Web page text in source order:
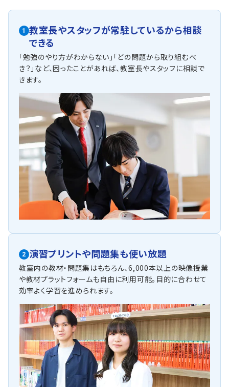
1
教室長やスタッフが常駐しているから相談
できる
「勉強のやり方がわからない」「どの問題から取り組むべ
き？」など、困ったことがあれば、教室長やスタッフに相談で
きます。
2 演習プリントや問題集も使い放題
教室内の教材・問題集はもちろん、6,000本以上の映像授業
や教材プラットフォームも自由に利用可能。目的に合わせて
効率よく学習を進められます。